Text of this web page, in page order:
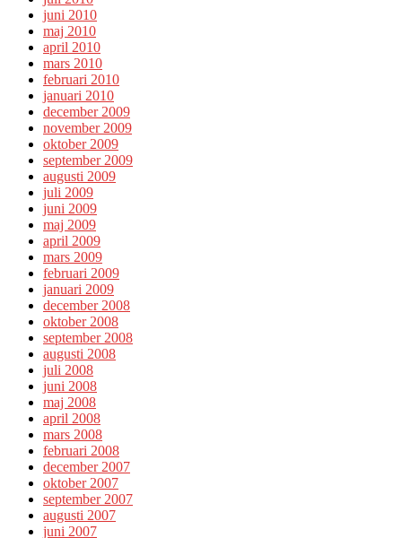
juni 2010
maj 2010
april 2010
mars 2010
februari 2010
januari 2010
december 2009
november 2009
oktober 2009
september 2009
augusti 2009
juli 2009
juni 2009
maj 2009
april 2009
mars 2009
februari 2009
januari 2009
december 2008
oktober 2008
september 2008
augusti 2008
juli 2008
juni 2008
maj 2008
april 2008
mars 2008
februari 2008
december 2007
oktober 2007
september 2007
augusti 2007
juni 2007